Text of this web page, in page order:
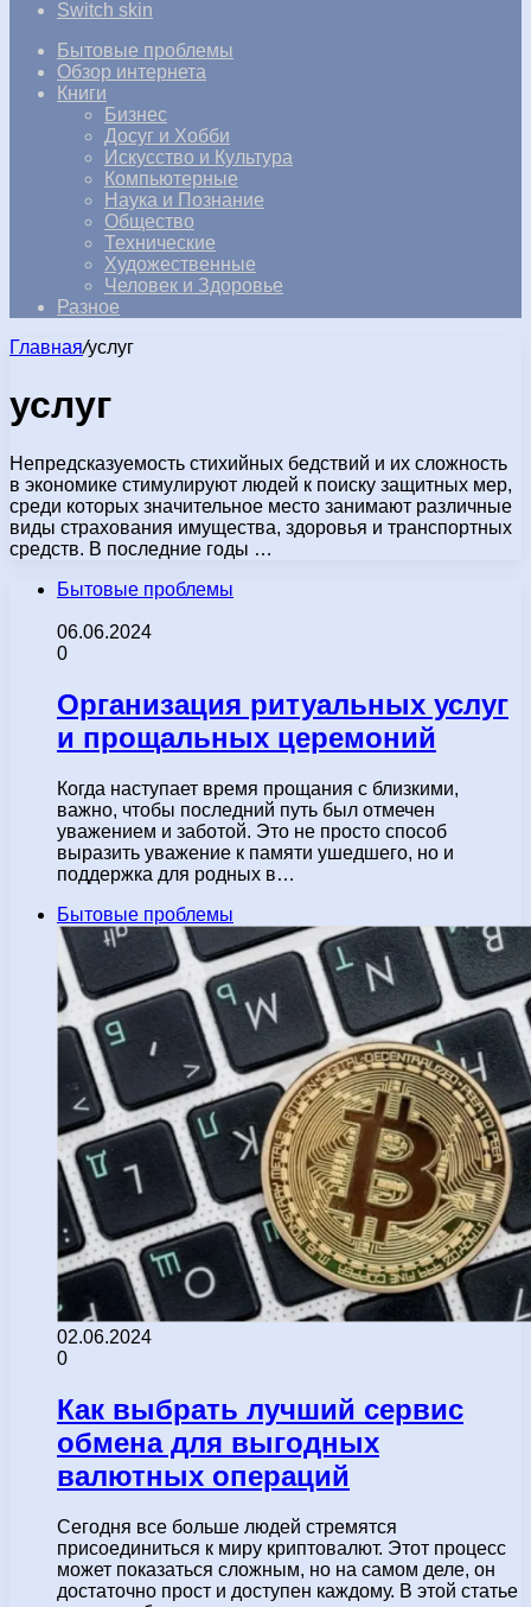
Switch skin
Бытовые проблемы
Обзор интернета
Книги
Бизнес
Досуг и Хобби
Искусство и Культура
Компьютерные
Наука и Познание
Общество
Технические
Художественные
Человек и Здоровье
Разное
Главная/услуг
услуг
Непредсказуемость стихийных бедствий и их сложность
в экономике стимулируют людей к поиску защитных мер,
среди которых значительное место занимают различные
виды страхования имущества, здоровья и транспортных
средств. В последние годы …
Бытовые проблемы
06.06.2024
0
Организация ритуальных услуг
и прощальных церемоний
Когда наступает время прощания с близкими,
важно, чтобы последний путь был отмечен
уважением и заботой. Это не просто способ
выразить уважение к памяти ушедшего, но и
поддержка для родных в…
Бытовые проблемы
02.06.2024
0
Как выбрать лучший сервис
обмена для выгодных
валютных операций
Сегодня все больше людей стремятся
присоединиться к миру криптовалют. Этот процесс
может показаться сложным, но на самом деле, он
достаточно прост и доступен каждому. В этой статье